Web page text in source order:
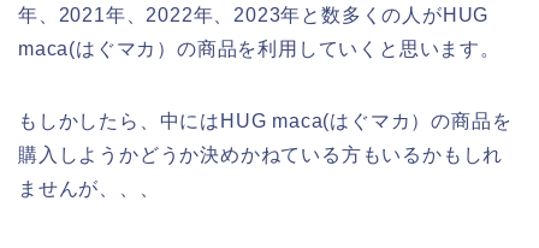
年、2021年、2022年、2023年と数多くの人がHUG
maca(はぐマカ）の商品を利用していくと思います。
もしかしたら、中にはHUG maca(はぐマカ）の商品を
購入しようかどうか決めかねている方もいるかもしれ
ませんが、、、